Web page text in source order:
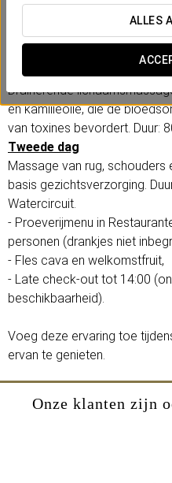
ALLES
- Lichaamsreinigingspakket
Eerste dag:
Exfoliatie met minerale
dode huidcellen te
Drainerende
en kamilleolie, die de
van toxines bevordert. Duur:
Tweede dag
Massage van rug, schouders
basis gezichtsverzorging.
Watercircuit.
- Proeverijmenu in
personen (drankjes niet
- Fles cava en welkomstfruit,
- Late check-out tot 14:00
beschikbaarheid).
Voeg deze ervaring toe
ervan te genieten.
Onze klanten zijn